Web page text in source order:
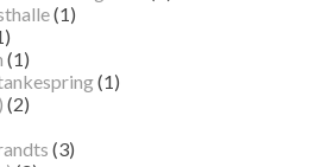
(1)
(1)
(1)
(2)
(3)